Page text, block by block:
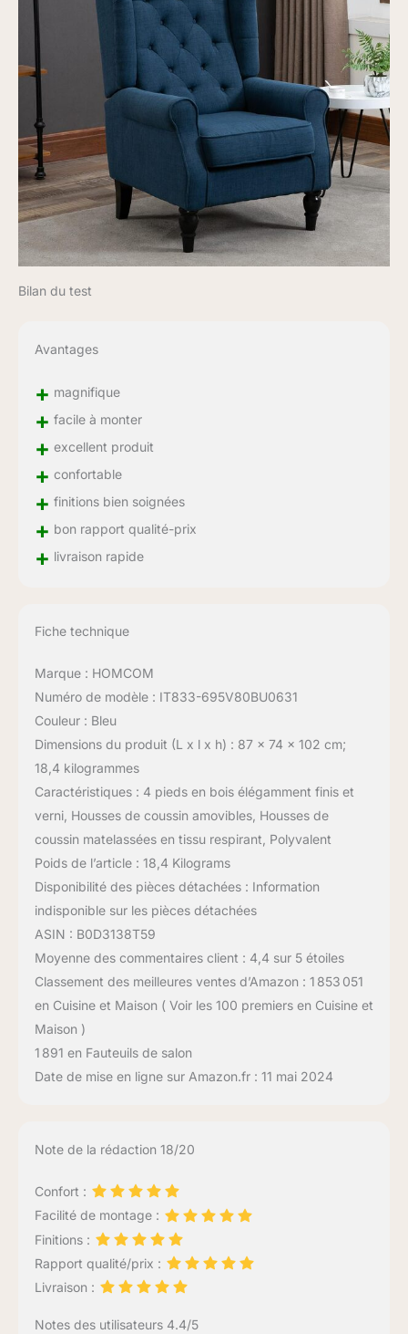
Bilan du test
Avantages
+ magnifique
+ facile à monter
+ excellent produit
+ confortable
+ finitions bien soignées
+ bon rapport qualité-prix
+ livraison rapide
Fiche technique
Marque : HOMCOM
Numéro de modèle : IT833-695V80BU0631
Couleur : Bleu
Dimensions du produit (L x l x h) : 87 x 74 x 102 cm;
18,4 kilogrammes
Caractéristiques : 4 pieds en bois élégamment finis et
verni, Housses de coussin amovibles, Housses de
coussin matelassées en tissu respirant, Polyvalent
Poids de l’article : 18,4 Kilograms
Disponibilité des pièces détachées : Information
indisponible sur les pièces détachées
ASIN : B0D3138T59
Moyenne des commentaires client : 4,4 sur 5 étoiles
Classement des meilleures ventes d’Amazon : 1 853 051
en Cuisine et Maison ( Voir les 100 premiers en Cuisine et
Maison )
1 891 en Fauteuils de salon
Date de mise en ligne sur Amazon.fr : 11 mai 2024
Note de la rédaction 18/20
Confort :
Facilité de montage :
Finitions :
Rapport qualité/prix :
Livraison :
Notes des utilisateurs 4.4/5